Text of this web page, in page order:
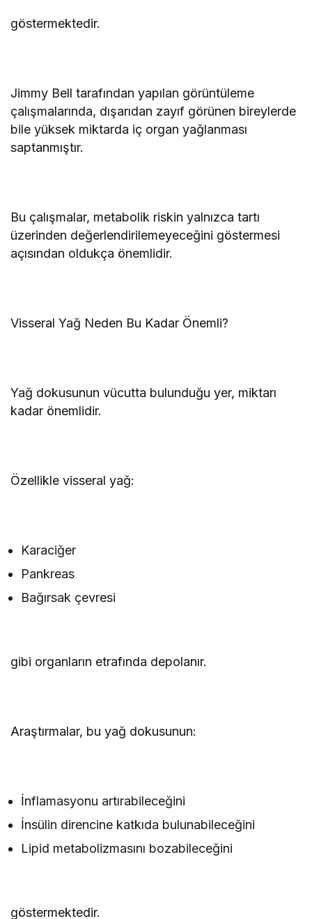
göstermektedir.
Jimmy Bell tarafından yapılan görüntüleme
çalışmalarında, dışarıdan zayıf görünen bireylerde
bile yüksek miktarda iç organ yağlanması
saptanmıştır.
Bu çalışmalar, metabolik riskin yalnızca tartı
üzerinden değerlendirilemeyeceğini göstermesi
açısından oldukça önemlidir.
Visseral Yağ Neden Bu Kadar Önemli?
Yağ dokusunun vücutta bulunduğu yer, miktarı
kadar önemlidir.
Özellikle visseral yağ:
Karaciğer
Pankreas
Bağırsak çevresi
gibi organların etrafında depolanır.
Araştırmalar, bu yağ dokusunun:
İnflamasyonu artırabileceğini
İnsülin direncine katkıda bulunabileceğini
Lipid metabolizmasını bozabileceğini
göstermektedir.